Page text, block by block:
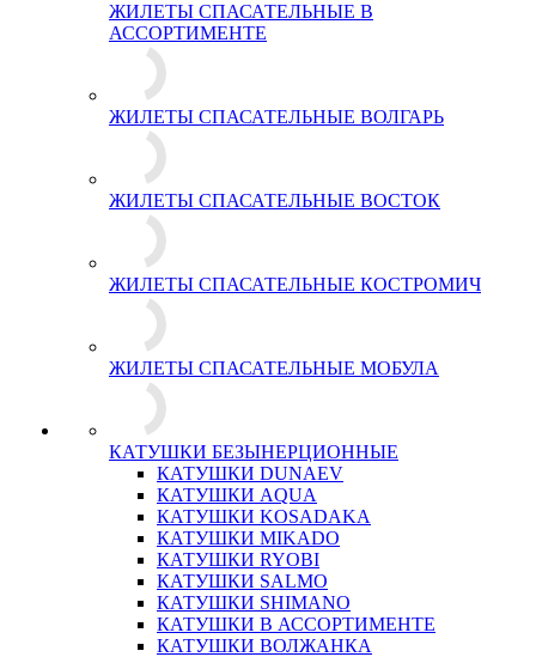
ЖИЛЕТЫ СПАСАТЕЛЬНЫЕ В
АССОРТИМЕНТЕ
ЖИЛЕТЫ СПАСАТЕЛЬНЫЕ ВОЛГАРЬ
ЖИЛЕТЫ СПАСАТЕЛЬНЫЕ ВОСТОК
ЖИЛЕТЫ СПАСАТЕЛЬНЫЕ КОСТРОМИЧ
ЖИЛЕТЫ СПАСАТЕЛЬНЫЕ МОБУЛА
КАТУШКИ БЕЗЫНЕРЦИОННЫЕ
КАТУШКИ DUNAEV
КАТУШКИ AQUA
КАТУШКИ KOSADAKA
КАТУШКИ MIKADO
КАТУШКИ RYOBI
КАТУШКИ SALMO
КАТУШКИ SHIMANO
КАТУШКИ В АССОРТИМЕНТЕ
КАТУШКИ ВОЛЖАНКА